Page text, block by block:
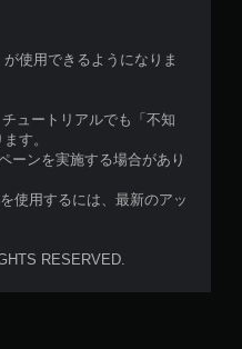
使用できるようになりま
ュートリアルでも「不知
す。
ーンを実施する場合があり
使用するには、最新のアッ
RESERVED.